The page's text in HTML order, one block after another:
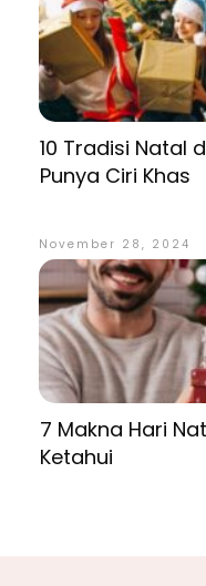
10 Tradisi Natal
Punya Ciri Khas
November 28, 2024
7 Makna Hari
Ketahui